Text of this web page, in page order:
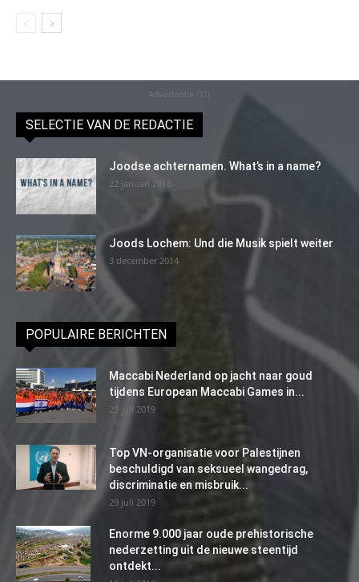
Advertentie (11)
SELECTIE VAN DE REDACTIE
Joodse achternamen. What’s in a name?
22 januari 2016
Joods Lochem: Und die Musik spielt weiter
3 december 2014
POPULAIRE BERICHTEN
Maccabi Nederland op jacht naar goud
tijdens European Maccabi Games in...
29 juli 2019
Top VN-organisatie voor Palestijnen
beschuldigd van seksueel wangedrag,
discriminatie en misbruik...
29 juli 2019
Enorme 9.000 jaar oude prehistorische
nederzetting uit de nieuwe steentijd
ontdekt...